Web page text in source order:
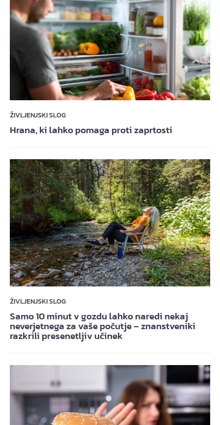
ŽIVLJENJSKI SLOG
Hrana, ki lahko pomaga proti zaprtosti
ŽIVLJENJSKI SLOG
Samo 10 minut v gozdu lahko naredi nekaj
neverjetnega za vaše počutje – znanstveniki
razkrili presenetljiv učinek